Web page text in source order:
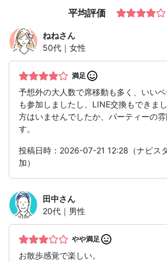
平均評価
ねねさん
50代｜女性
満足
予想外の大人数で席移動も多く、いい
も参加しましたし、LINE交換もできま
方はいませんでしたか、パーティーの
す。
投稿日時：2026-07-21 12:28（ナビス
加）
田中さん
20代｜男性
やや満足
お散歩感覚で楽しい。